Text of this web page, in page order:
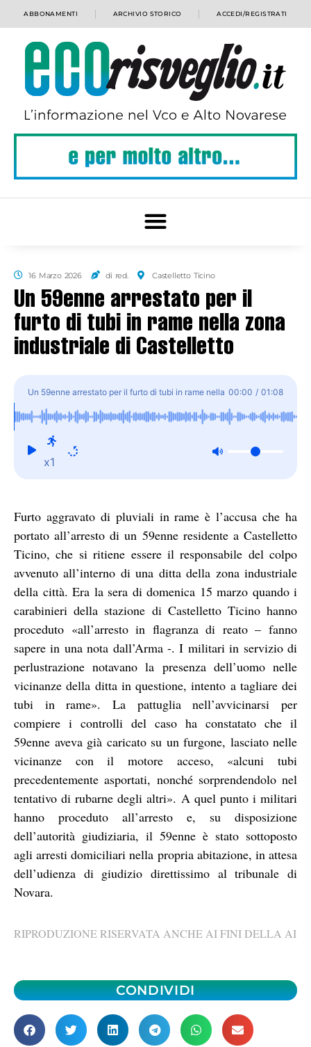
ABBONAMENTI ARCHIVIO STORICO ACCEDI/REGISTRATI
16 Marzo 2026 di red. Castelletto Ticino
Un 59enne arrestato per il
furto di tubi in rame nella zona
industriale di Castelletto
Un 59enne arrestato per il furto di tubi in rame nella
zona industriale di Castelletto
00:00 / 01:08
x1
Furto aggravato di pluviali in rame è l’accusa che ha
portato all’arresto di un 59enne residente a Castelletto
Ticino, che si ritiene essere il responsabile del colpo
avvenuto all’interno di una ditta della zona industriale
della città. Era la sera di domenica 15 marzo quando i
carabinieri della stazione di Castelletto Ticino hanno
proceduto «all’arresto in flagranza di reato – fanno
sapere in una nota dall’Arma -. I militari in servizio di
perlustrazione notavano la presenza dell’uomo nelle
vicinanze della ditta in questione, intento a tagliare dei
tubi in rame». La pattuglia nell’avvicinarsi per
compiere i controlli del caso ha constatato che il
59enne aveva già caricato su un furgone, lasciato nelle
vicinanze con il motore acceso, «alcuni tubi
precedentemente asportati, nonché sorprendendolo nel
tentativo di rubarne degli altri». A quel punto i militari
hanno proceduto all’arresto e, su disposizione
dell’autorità giudiziaria, il 59enne è stato sottoposto
agli arresti domiciliari nella propria abitazione, in attesa
dell’udienza di giudizio direttissimo al tribunale di
Novara.
RIPRODUZIONE RISERVATA ANCHE AI FINI DELLA AI
CONDIVIDI